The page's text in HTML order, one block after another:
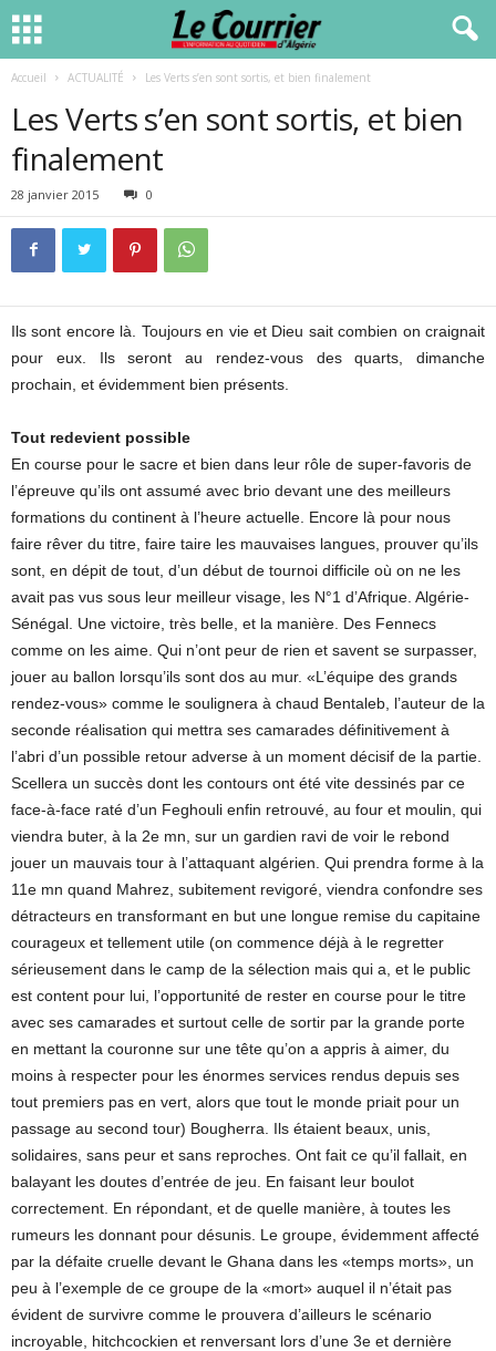
Accueil ACTUALITÉ Les Verts s’en sont sortis, et bien finalement
Les Verts s’en sont sortis, et bien
finalement
28 janvier 2015 0
Ils sont encore là. Toujours en vie et Dieu sait combien on craignait
pour eux. Ils seront au rendez-vous des quarts, dimanche
prochain, et évidemment bien présents.
Tout redevient possible
En course pour le sacre et bien dans leur rôle de super-favoris de
l’épreuve qu’ils ont assumé avec brio devant une des meilleurs
formations du continent à l’heure actuelle. Encore là pour nous
faire rêver du titre, faire taire les mauvaises langues, prouver qu’ils
sont, en dépit de tout, d’un début de tournoi difficile où on ne les
avait pas vus sous leur meilleur visage, les N°1 d’Afrique. Algérie-
Sénégal. Une victoire, très belle, et la manière. Des Fennecs
comme on les aime. Qui n’ont peur de rien et savent se surpasser,
jouer au ballon lorsqu’ils sont dos au mur. «L’équipe des grands
rendez-vous» comme le soulignera à chaud Bentaleb, l’auteur de la
seconde réalisation qui mettra ses camarades définitivement à
l’abri d’un possible retour adverse à un moment décisif de la partie.
Scellera un succès dont les contours ont été vite dessinés par ce
face-à-face raté d’un Feghouli enfin retrouvé, au four et moulin, qui
viendra buter, à la 2e mn, sur un gardien ravi de voir le rebond
jouer un mauvais tour à l’attaquant algérien. Qui prendra forme à la
11e mn quand Mahrez, subitement revigoré, viendra confondre ses
détracteurs en transformant en but une longue remise du capitaine
courageux et tellement utile (on commence déjà à le regretter
sérieusement dans le camp de la sélection mais qui a, et le public
est content pour lui, l’opportunité de rester en course pour le titre
avec ses camarades et surtout celle de sortir par la grande porte
en mettant la couronne sur une tête qu’on a appris à aimer, du
moins à respecter pour les énormes services rendus depuis ses
tout premiers pas en vert, alors que tout le monde priait pour un
passage au second tour) Bougherra. Ils étaient beaux, unis,
solidaires, sans peur et sans reproches. Ont fait ce qu’il fallait, en
balayant les doutes d’entrée de jeu. En faisant leur boulot
correctement. En répondant, et de quelle manière, à toutes les
rumeurs les donnant pour désunis. Le groupe, évidemment affecté
par la défaite cruelle devant le Ghana dans les «temps morts», un
peu à l’exemple de ce groupe de la «mort» auquel il n’était pas
évident de survivre comme le prouvera d’ailleurs le scénario
incroyable, hitchcockien et renversant lors d’une 3e et dernière